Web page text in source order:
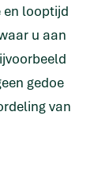
en looptijd
u aan
gedoe
van